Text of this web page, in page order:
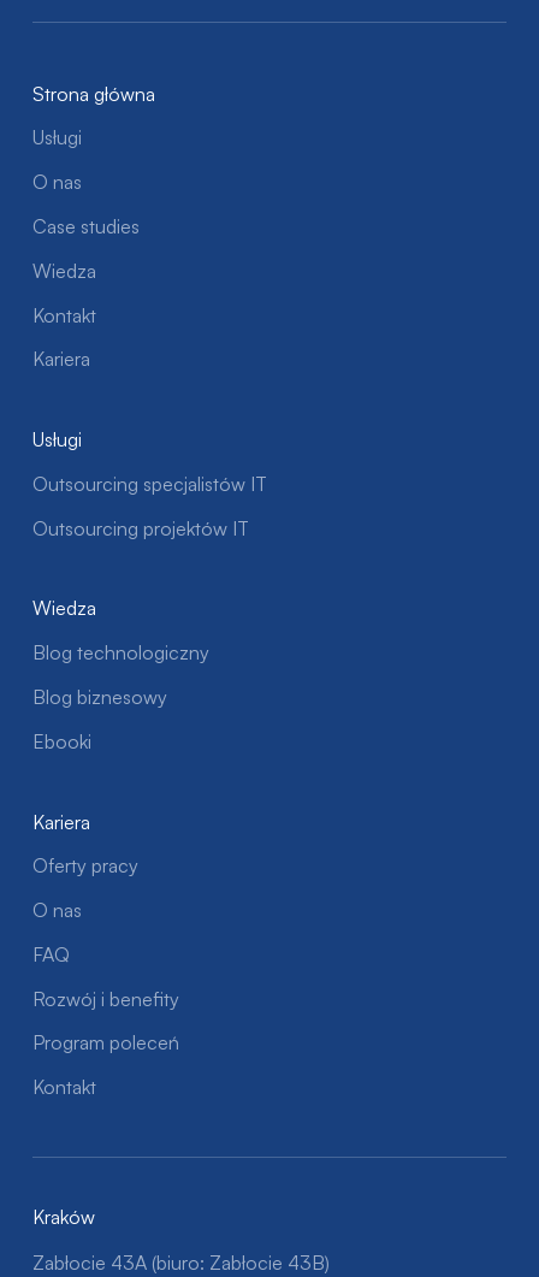
Strona główna
Usługi
O nas
Case studies
Wiedza
Kontakt
Kariera
Usługi
Outsourcing specjalistów IT
Outsourcing projektów IT
Wiedza
Blog technologiczny
Blog biznesowy
Ebooki
Kariera
Oferty pracy
O nas
FAQ
Rozwój i benefity
Program poleceń
Kontakt
Kraków
Zabłocie 43A (biuro: Zabłocie 43B)